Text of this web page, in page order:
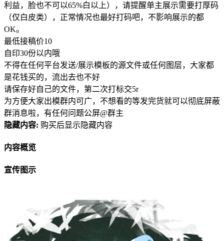
利益，脸也不可以65%白以上），请提醒单主展示需要打厚码
（仅白皮类），正常情况也最好打码吧，不影响展示的都
OK。
最低接稿价10
自印30份以内哦
不得在任何平台发送/展示模板的源文件或任何图层，大家都
是花钱买的，流出去也不好
请保存好自己的文件，第二次打标交5r
为方便大家出模群内可广，不想看的等发完货就可以彻底屏蔽
群消息啦，有任何问题公屏@群主
隐藏内容: 购买后显示隐藏内容
内容概览
宣传图示